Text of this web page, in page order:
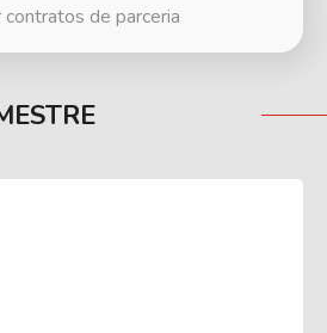
contratos de parceria